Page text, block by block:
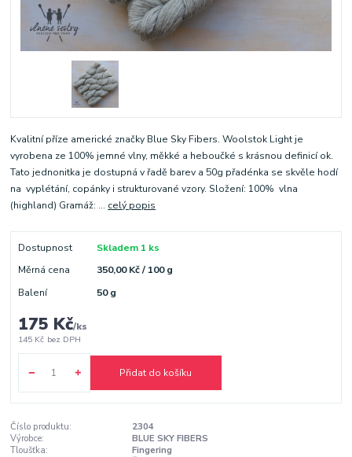
Kvalitní příze americké značky Blue Sky Fibers. Woolstok Light je
vyrobena ze 100% jemné vlny, měkké a heboučké s krásnou definicí ok.
Tato jednonitka je dostupná v řadě barev a 50g přadénka se skvěle hodí
na vyplétání, copánky i strukturované vzory. Složení: 100% vlna
(highland) Gramáž: ... celý popis
Dostupnost
Skladem 1 ks
Měrná cena
350,00 Kč / 100 g
Balení
50 g
175 Kč/ks
145 Kč bez DPH
Přidat do košíku
Číslo produktu:
2304
Výrobce:
BLUE SKY FIBERS
Tloušťka:
Fingering